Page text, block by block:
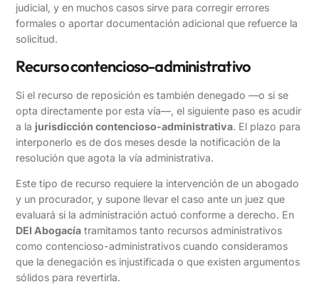
judicial, y en muchos casos sirve para corregir errores
formales o aportar documentación adicional que refuerce la
solicitud.
Recurso contencioso-administrativo
Si el recurso de reposición es también denegado —o si se
opta directamente por esta vía—, el siguiente paso es acudir
a la jurisdicción contencioso-administrativa. El plazo para
interponerlo es de dos meses desde la notificación de la
resolución que agota la vía administrativa.
Este tipo de recurso requiere la intervención de un abogado
y un procurador, y supone llevar el caso ante un juez que
evaluará si la administración actuó conforme a derecho. En
DEI Abogacía tramitamos tanto recursos administrativos
como contencioso-administrativos cuando consideramos
que la denegación es injustificada o que existen argumentos
sólidos para revertirla.